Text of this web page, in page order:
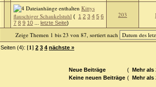
Kittys
flauschiger Schaukelstuhl ( 1 2 3 4 5 6
7 8 9 10 letzte Seite)
203
Zeige Themen 1 bis 23 von 87, sortiert nach
Seiten (4): [1] 2 3 4 nächste »
Neue Beiträge ( Mehr als
Keine neuen Beiträge ( Mehr als